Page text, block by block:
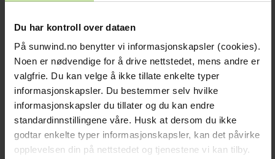
Du har kontroll over dataen
På sunwind.no benytter vi informasjonskapsler (cookies).
Noen er nødvendige for å drive nettstedet, mens andre er
valgfrie. Du kan velge å ikke tillate enkelte typer
informasjonskapsler. Du bestemmer selv hvilke
informasjonskapsler du tillater og du kan endre
standardinnstillingene våre. Husk at dersom du ikke
godtar enkelte typer informasjonskapsler, kan det påvirke
opplevelsen din på nettstedet og tjenestene vi kan tilby.
Bränsletank 95l ink. förskruvning
4 290,-
Köp fler få 15%